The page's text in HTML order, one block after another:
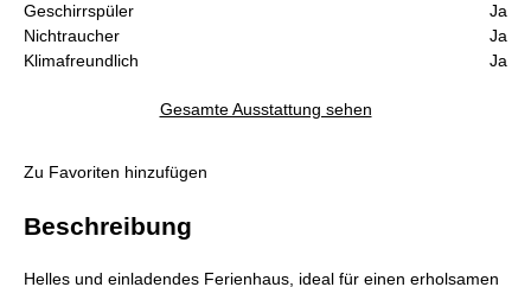
Geschirrspüler
Ja
Nichtraucher
Ja
Klimafreundlich
Ja
Gesamte Ausstattung sehen
Zu Favoriten hinzufügen
Beschreibung
Helles und einladendes Ferienhaus, ideal für einen erholsamen